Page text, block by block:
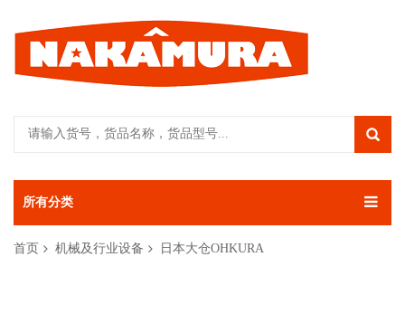
所有分类
首页 机械及行业设备 日本大仓OHKURA